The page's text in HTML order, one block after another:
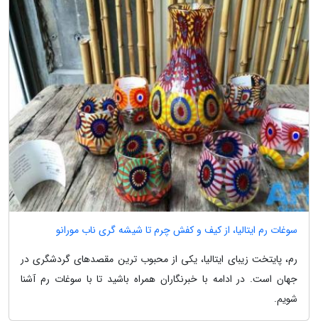
سوغات رم ایتالیا، از کیف و کفش چرم تا شیشه گری ناب مورانو
رم، پایتخت زیبای ایتالیا، یکی از محبوب ترین مقصدهای گردشگری در
جهان است. در ادامه با خبرنگاران همراه باشید تا با سوغات رم آشنا
شویم.